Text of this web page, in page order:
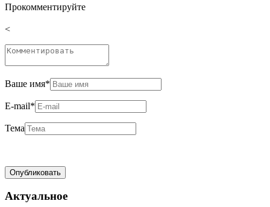
Прокомментируйте
<
Ваше имя*
E-mail*
Тема
Актуальное